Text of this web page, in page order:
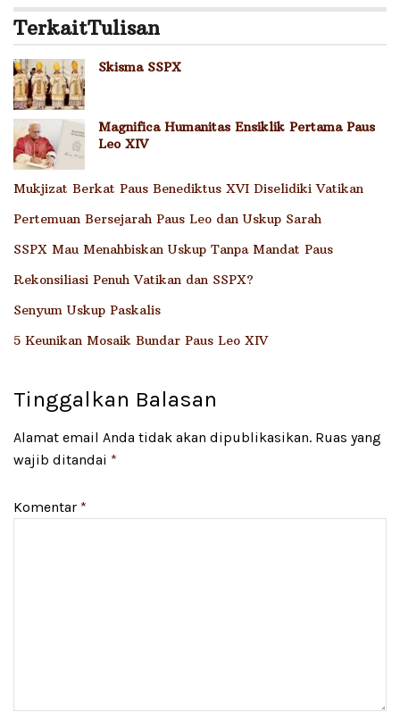
TerkaitTulisan
Skisma SSPX
Magnifica Humanitas Ensiklik Pertama Paus
Leo XIV
Mukjizat Berkat Paus Benediktus XVI Diselidiki Vatikan
Pertemuan Bersejarah Paus Leo dan Uskup Sarah
SSPX Mau Menahbiskan Uskup Tanpa Mandat Paus
Rekonsiliasi Penuh Vatikan dan SSPX?
Senyum Uskup Paskalis
5 Keunikan Mosaik Bundar Paus Leo XIV
Tinggalkan Balasan
Alamat email Anda tidak akan dipublikasikan. Ruas yang
wajib ditandai *
Komentar *